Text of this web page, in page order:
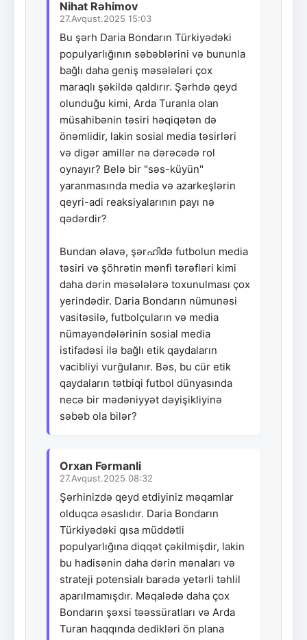
Nihat Rəhimov
27.Avqust.2025 15:03
Bu şərh Daria Bondarın Türkiyədəki
populyarlığının səbəblərini və bununla
bağlı daha geniş məsələləri çox
maraqlı şəkildə qaldırır. Şərhdə qeyd
olunduğu kimi, Arda Turanla olan
müsahibənin təsiri həqiqətən də
önəmlidir, lakin sosial media təsirləri
və digər amillər nə dərəcədə rol
oynayır? Belə bir "səs-küyün"
yaranmasında media və azarkeşlərin
qeyri-adi reaksiyalarının payı nə
qədərdir?
Bundan əlavə, şərഹിdə futbolun media
təsiri və şöhrətin mənfi tərəfləri kimi
daha dərin məsələlərə toxunulması çox
yerindədir. Daria Bondarın nümunəsi
vasitəsilə, futbolçuların və media
nümayəndələrinin sosial media
istifadəsi ilə bağlı etik qaydaların
vacibliyi vurğulanır. Bəs, bu cür etik
qaydaların tətbiqi futbol dünyasında
necə bir mədəniyyət dəyişikliyinə
səbəb ola bilər?
Orxan Fərmanli
27.Avqust.2025 08:32
Şərhinizdə qeyd etdiyiniz məqamlar
olduqca əsaslıdır. Daria Bondarın
Türkiyədəki qısa müddətli
populyarlığına diqqət çəkilmişdir, lakin
bu hadisənin daha dərin mənaları və
strateji potensialı barədə yetərli təhlil
aparılmamışdır. Məqalədə daha çox
Bondarın şəxsi təəssüratları və Arda
Turan haqqında dedikləri ön plana